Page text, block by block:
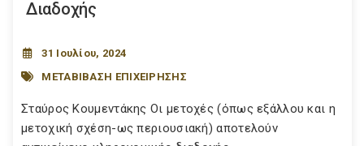
Διαδοχής
31 Ιουλίου, 2024
ΜΕΤΑΒΙΒΑΣΗ ΕΠΙΧΕΙΡΗΣΗΣ
Σταύρος Κουμεντάκης Οι μετοχές (όπως εξάλλου και η
μετοχική σχέση-ως περιουσιακή) αποτελούν